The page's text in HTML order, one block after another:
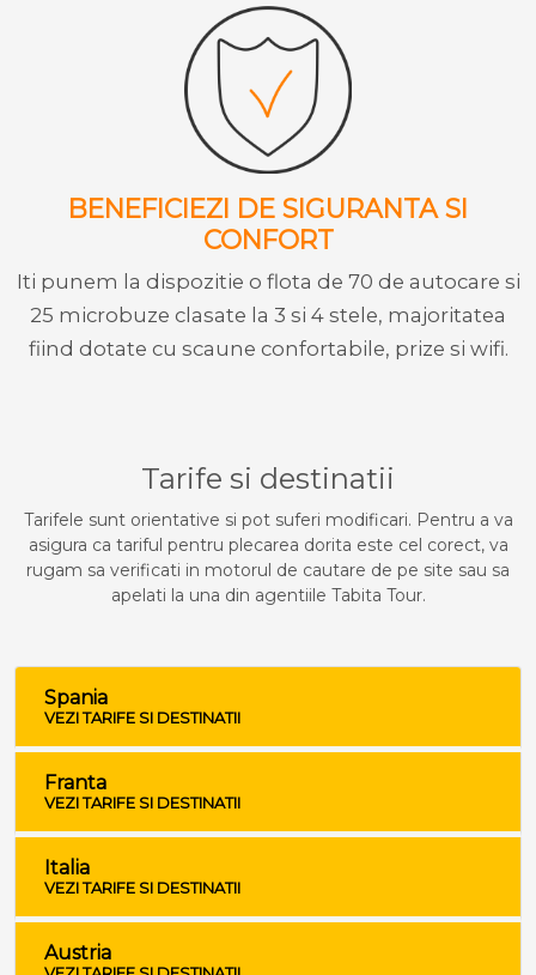
BENEFICIEZI DE SIGURANTA SI
CONFORT
Iti punem la dispozitie o flota de 70 de autocare si
25 microbuze clasate la 3 si 4 stele, majoritatea
fiind dotate cu scaune confortabile, prize si wifi.
Tarife si destinatii
Tarifele sunt orientative si pot suferi modificari. Pentru a va
asigura ca tariful pentru plecarea dorita este cel corect, va
rugam sa verificati in motorul de cautare de pe site sau sa
apelati la una din agentiile Tabita Tour.
Spania
VEZI TARIFE SI DESTINATII
Franta
VEZI TARIFE SI DESTINATII
Italia
VEZI TARIFE SI DESTINATII
Austria